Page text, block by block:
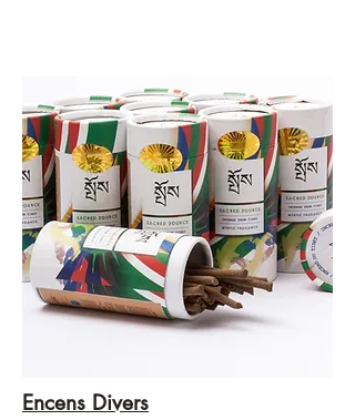
Encens Divers